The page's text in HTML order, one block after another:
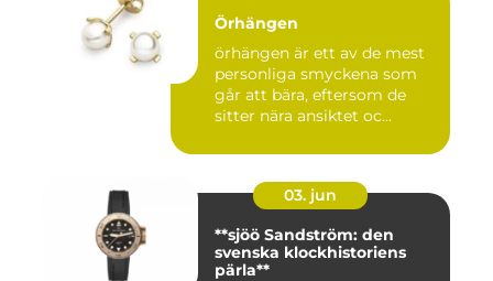
Örhängen
örhängen är ett av de mest
personliga smyckena som
går att bära, eftersom de
sitter nära ansiktet oc...
03. jun
**sjöö Sandström: den
svenska klockhistoriens
pärla**